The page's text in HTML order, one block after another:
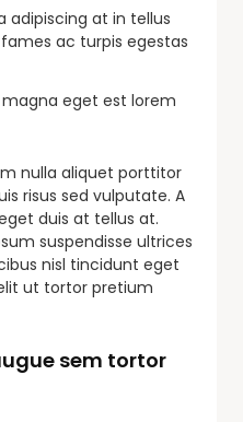
adipiscing at in tellus
ac turpis egestas
eget est lorem
nulla aliquet porttitor
risus sed vulputate. A
duis at tellus at.
suspendisse ultrices
nisl tincidunt eget
ut tortor pretium
sem tortor